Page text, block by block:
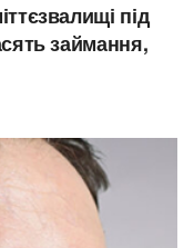
під
займання,